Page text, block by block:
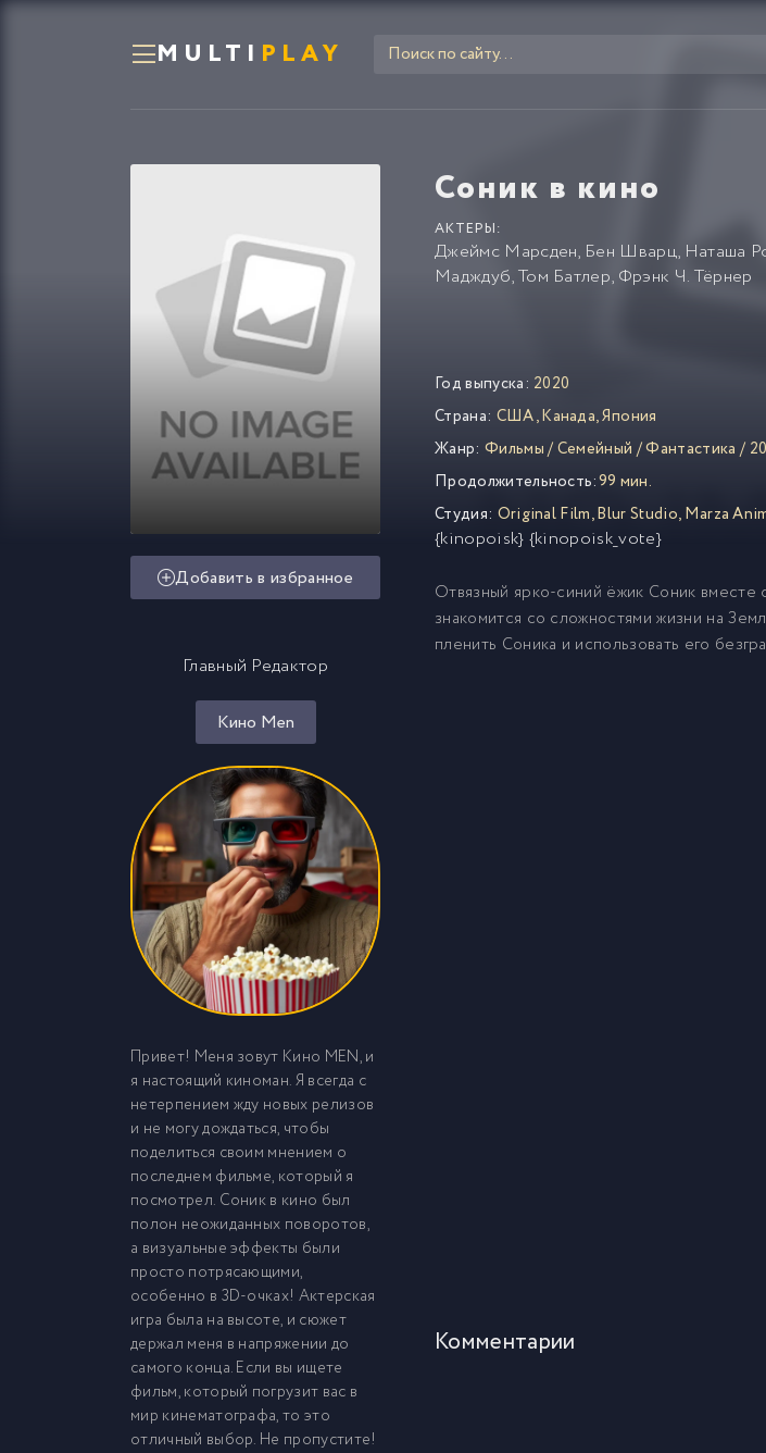
MULTI PLAY
Соник в кино
АКТЕРЫ:
Джеймс Марсден, Бен Шварц, Наташа
Мадждуб,Том Батлер, Фрэнк Ч. Тёрнер
Добавить в избранное
Главный Редактор
Кино Men
Привет! Меня зовут Кино MEN, и
я настоящий киноман. Я всегда с
нетерпением жду новых релизов
и не могу дождаться, чтобы
поделиться своим мнением о
последнем фильме, который я
посмотрел. Соник в кино был
полон неожиданных поворотов,
а визуальные эффекты были
просто потрясающими,
особенно в 3D-очках! Актерская
игра была на высоте, и сюжет
держал меня в напряжении до
самого конца. Если вы ищете
фильм, который погрузит вас в
мир кинематографа, то это
отличный выбор. Не пропустите!
Год выпуска: 2020
Страна: США,Канада,Япония
Жанр: Фильмы/Семейный /Фантастика /
Продолжительность:99 мин.
Студия: Original Film,Blur Studio,Marza
{kinopoisk} {kinopoisk_vote}
Отвязный ярко-синий ёжик Соник
знакомится со сложностями жизни на
пленить Соника и использовать его
Комментарии